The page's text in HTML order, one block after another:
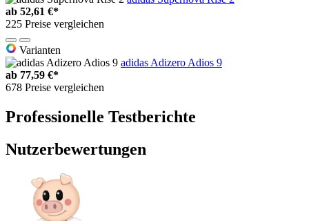
ab 52,61 €*
225 Preise vergleichen
Varianten
adidas Adizero Adios 9
ab 77,59 €*
678 Preise vergleichen
Professionelle Testberichte
Nutzerbewertungen